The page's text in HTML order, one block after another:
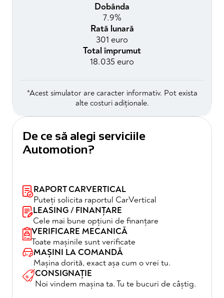
Dobânda
7.9%
Rată lunară
301 euro
Total împrumut
18.035 euro
*Acest simulator are caracter informativ. Pot exista
alte costuri adiționale.
De ce să alegi serviciile
Automotion?
RAPORT CARVERTICAL
Puteți solicita raportul CarVertical
LEASING / FINANȚARE
Cele mai bune opțiuni de finanțare
VERIFICARE MECANICĂ
Toate mașinile sunt verificate
MAȘINI LA COMANDĂ
Mașina dorită, exact așa cum o vrei tu.
CONSIGNAȚIE
Noi vindem mașina ta. Tu te bucuri de câștig.